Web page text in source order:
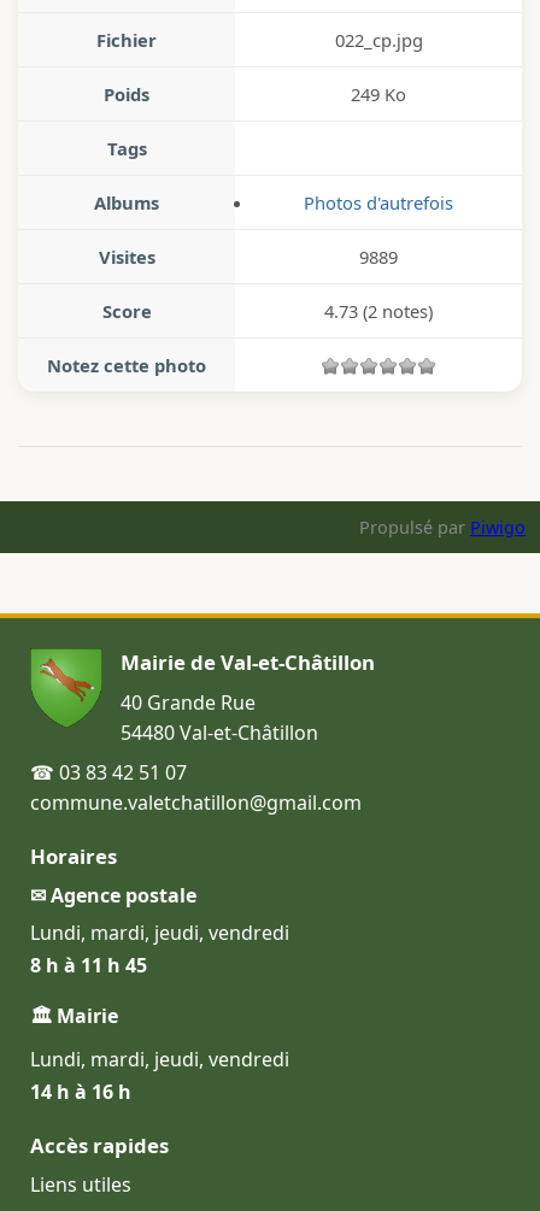
Fichier 022_cp.jpg
Poids 249 Ko
Tags
Albums Photos d'autrefois
Visites 9889
Score 4.73 (2 notes)
Notez cette photo
Propulsé par Piwigo
Mairie de Val-et-Châtillon
40 Grande Rue
54480 Val-et-Châtillon
☎ 03 83 42 51 07
commune.valetchatillon@gmail.com
Horaires
✉ Agence postale
Lundi, mardi, jeudi, vendredi
8 h à 11 h 45
🏛 Mairie
Lundi, mardi, jeudi, vendredi
14 h à 16 h
Accès rapides
Liens utiles